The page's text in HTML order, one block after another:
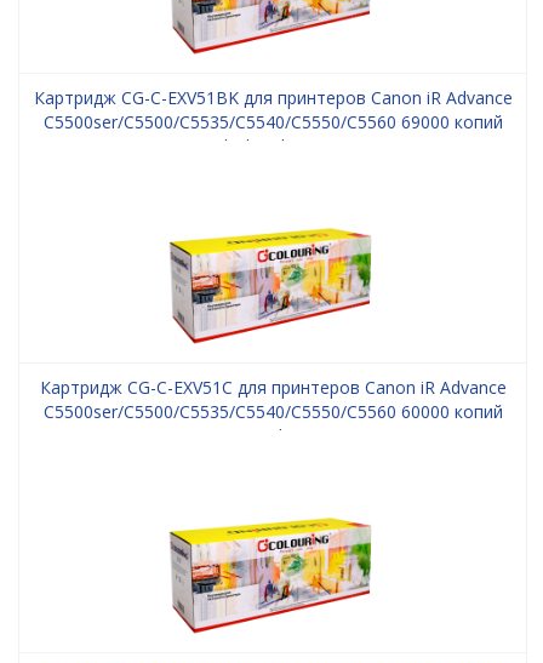
Картридж CG-C-EXV51BK для принтеров Canon iR Advance
C5500ser/С5500/С5535/С5540/С5550/С5560 69000 копий
Black Colouring
Картридж CG-C-EXV51C для принтеров Canon iR Advance
C5500ser/С5500/С5535/С5540/С5550/С5560 60000 копий
Cyan Colouring